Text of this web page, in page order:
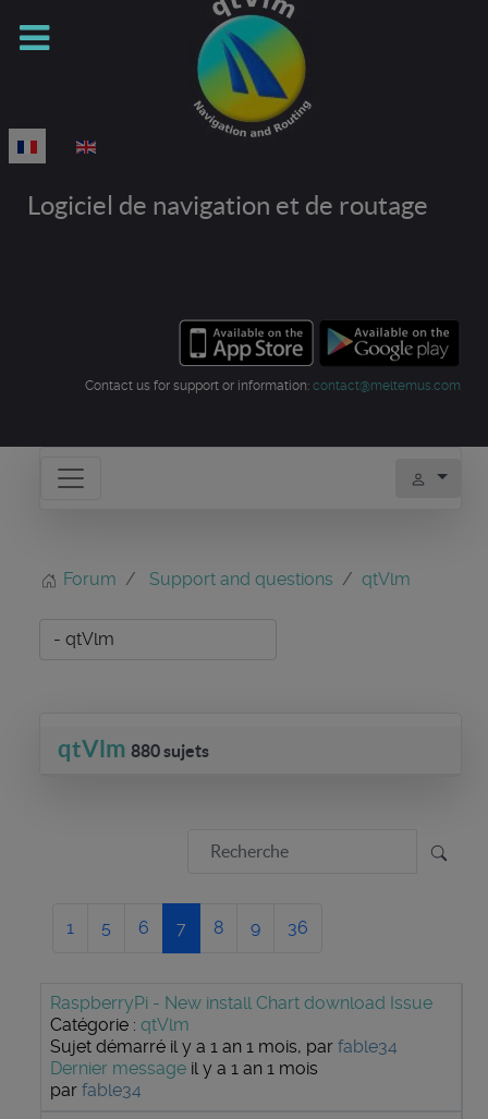
Sélectionnez votre langue
Logiciel de navigation et de routage
Contact us for support or information: contact@meltemus.com
Forum Support and questions qtVlm
qtVlm 880 sujets
1 5 6 7 8 9 36
RaspberryPi - New install Chart download Issue
Catégorie : qtVlm
Sujet démarré il y a 1 an 1 mois, par fable34
Dernier message il y a 1 an 1 mois
par fable34